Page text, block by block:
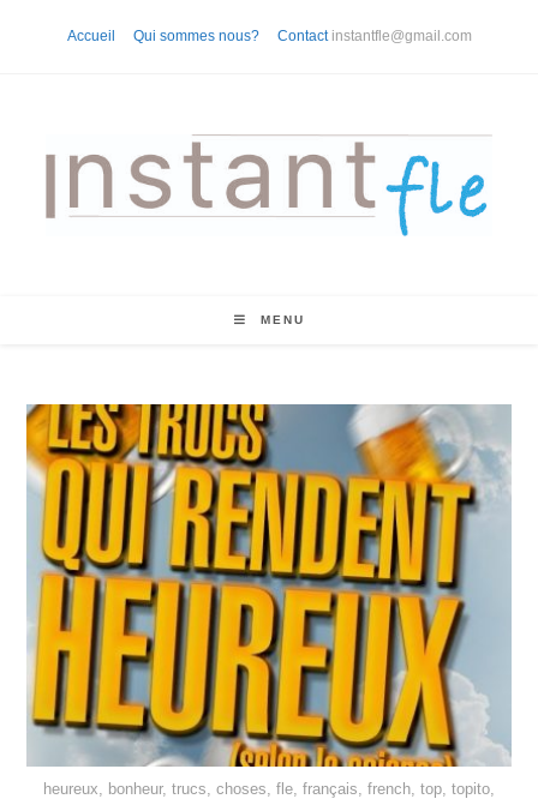
Accueil Qui sommes nous? Contact instantfle@gmail.com
MENU
heureux, bonheur, trucs, choses, fle, français, french, top, topito,